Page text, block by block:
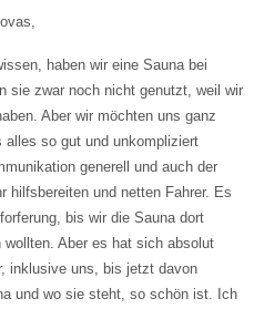
haben wir eine Sauna bei
sie zwar noch nicht genutzt, weil wir
Aber wir möchten uns ganz
alles so gut und unkompliziert
generell und auch der
hilfsbereiten und netten Fahrer. Es
bis wir die Sauna dort
wollten. Aber es hat sich absolut
inklusive uns, bis jetzt davon
und wo sie steht, so schön ist. Ich